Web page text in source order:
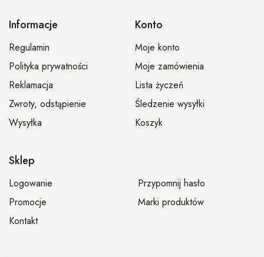
Informacje
Regulamin
Polityka prywatności
Reklamacja
Zwroty, odstąpienie
Wysyłka
Konto
Moje konto
Moje zamówienia
Lista życzeń
Śledzenie wysyłki
Koszyk
Sklep
Logowanie
Przypomnij hasło
Promocje
Marki produktów
Kontakt